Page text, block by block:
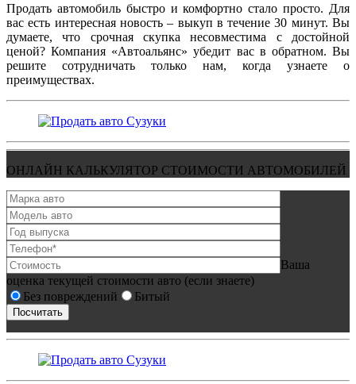
Продать автомобиль быстро и комфортно стало просто. Для
вас есть интересная новость – выкуп в течение 30 минут. Вы
думаете, что срочная скупка несовместима с достойной
ценой? Компания «Автоальянс» убедит вас в обратном. Вы
решите сотрудничать только нам, когда узнаете о
преимуществах.
ОНЛАЙН КАЛЬКУЛЯТОР СТОИМОСТИ АВТОМОБИЛЕЙ
Ваша
оценка текущей стоимости авто (если знаете)
Без повреждений
Битый